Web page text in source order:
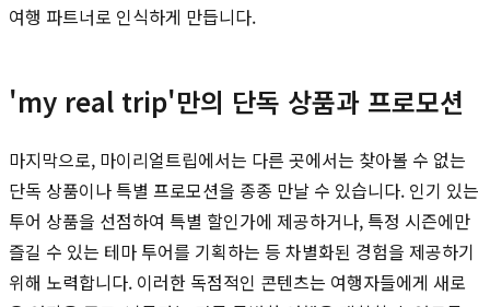
여행 파트너로 인식하게 만듭니다.
'my real trip'만의 단독 상품과 프로모션
마지막으로, 마이리얼트립에서는 다른 곳에서는 찾아볼 수 없는
단독 상품이나 특별 프로모션을 종종 만날 수 있습니다. 인기 있는
투어 상품을 선점하여 특별 할인가에 제공하거나, 특정 시즌에만
즐길 수 있는 테마 투어를 기획하는 등 차별화된 경험을 제공하기
위해 노력합니다. 이러한 독점적인 콘텐츠는 여행자들에게 새로